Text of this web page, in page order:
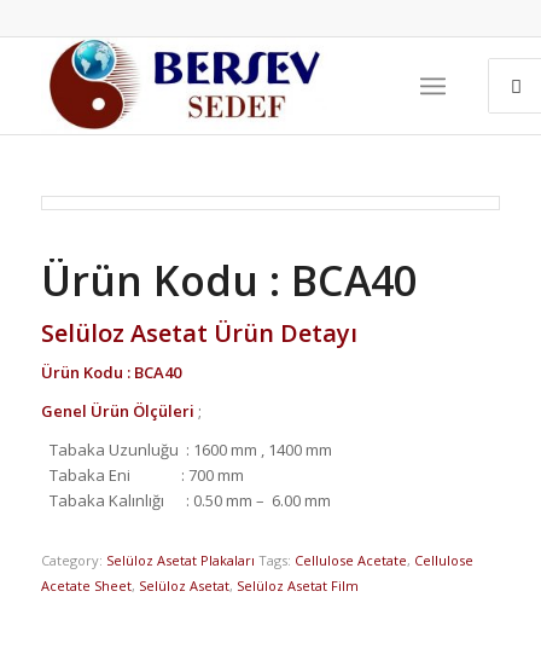
Ürün Kodu : BCA40
Selüloz Asetat Ürün Detayı
Ürün Kodu : BCA40
Genel Ürün Ölçüleri ;
Tabaka Uzunluğu : 1600 mm , 1400 mm
Tabaka Eni : 700 mm
Tabaka Kalınlığı : 0.50 mm – 6.00 mm
Category: Selüloz Asetat Plakaları Tags: Cellulose Acetate, Cellulose
Acetate Sheet, Selüloz Asetat, Selüloz Asetat Film